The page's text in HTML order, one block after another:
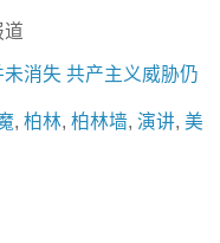
道
消失 共产主义威胁仍
, 柏林, 柏林墙, 演讲, 美